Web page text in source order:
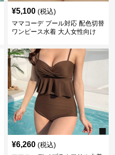
¥5,100 (税込)
ママコーデ プール対応 配色切替
ワンピース水着 大人女性向け
¥6,260 (税込)